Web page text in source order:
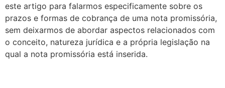
este artigo para falarmos especificamente sobre os
prazos e formas de cobrança de uma nota promissória,
sem deixarmos de abordar aspectos relacionados com
o conceito, natureza jurídica e a própria legislação na
qual a nota promissória está inserida.